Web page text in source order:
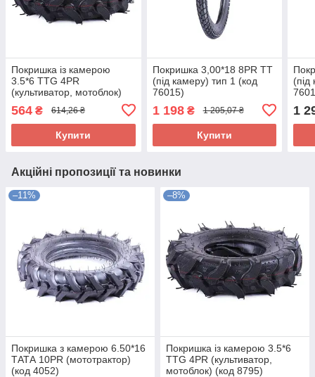
Покришка із камерою
3.5*6 TTG 4PR
(культиватор, мотоблок)
564 ₴ 614,26 ₴
Купити
Покришка 3,00*18 8PR TT
(під камеру) тип 1 (код
76015)
1 198₴ 1 205,07 ₴
Купити
(під
1
Акційні пропозиції та новинки
–11%
Покришка з камерою 6.50*16
ТАТА 10PR (мототрактор)
(код 4052)
–8%
Покришка із камерою 3.5*6
TTG 4PR (культиватор,
мотоблок) (код 8795)